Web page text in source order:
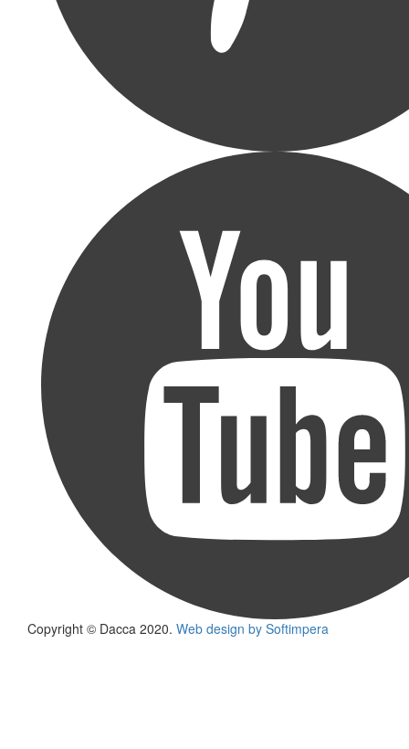
Copyright © Dacca 2020. Web design by Softimpera